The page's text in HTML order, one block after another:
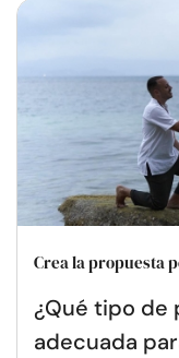
Crea la propuesta
¿Qué tipo de
adecuada